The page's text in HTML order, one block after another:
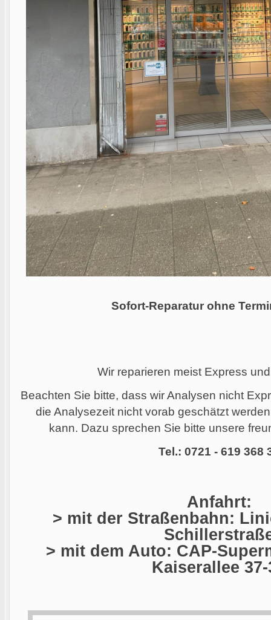
Sofort-Reparatur ohne
Wir reparieren meist Express
Beachten Sie bitte, dass wir Analysen nicht
die Analysezeit nicht vorab geschätzt
kann. Dazu sprechen Sie bitte unsere
Tel.: 0721 - 619 368
Anfahrt:
> mit der Straßenbahn:
> mit dem Auto: CAP-
Kaiserallee 37-